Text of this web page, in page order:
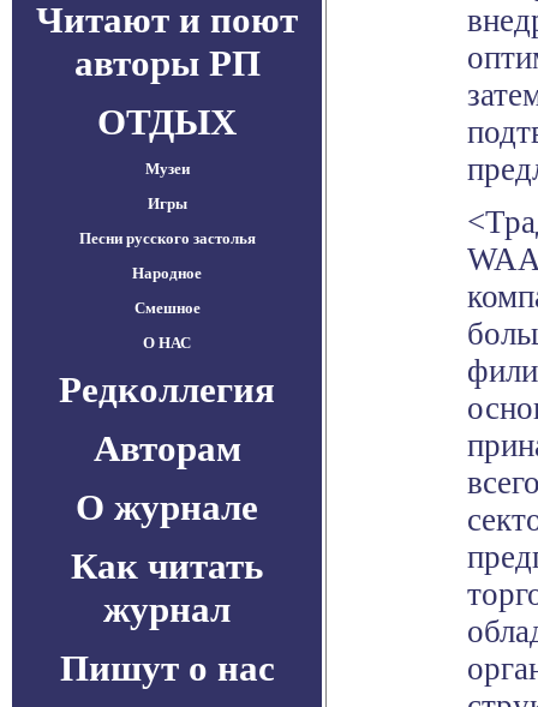
Читают и поют
авторы РП
ОТДЫХ
Музеи
Игры
Песни русского застолья
Народное
Смешное
О НАС
Редколлегия
Авторам
О журнале
Как читать
журнал
Пишут о нас